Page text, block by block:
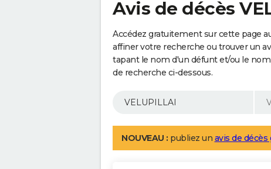
Avis de décès
Accédez gratuitement sur cette page
affiner votre recherche ou trouver un
tapant le nom d'un défunt et/ou le
de recherche ci-dessous.
NOUVEAU : publiez un avis de décès